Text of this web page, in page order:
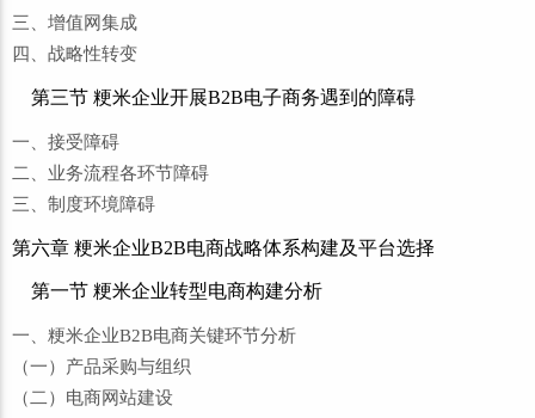
三、增值网集成
四、战略性转变
第三节 粳米企业开展B2B电子商务遇到的障碍
一、接受障碍
二、业务流程各环节障碍
三、制度环境障碍
第六章 粳米企业B2B电商战略体系构建及平台选择
第一节 粳米企业转型电商构建分析
一、粳米企业B2B电商关键环节分析
（一）产品采购与组织
（二）电商网站建设